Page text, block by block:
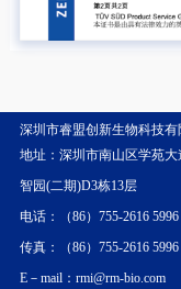
深圳市睿盟创新生物科技有
地址：深圳市南山区学苑大
智园(二期)D3栋13层
电话：（86）755-2616 5996
传真：（86）755-2616 5996
E－mail：rmi@rm-bio.com